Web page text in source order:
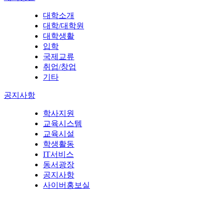
대학소개
대학/대학원
대학생활
입학
국제교류
취업/창업
기타
공지사항
학사지원
교육시스템
교육시설
학생활동
IT서비스
동서광장
공지사항
사이버홍보실